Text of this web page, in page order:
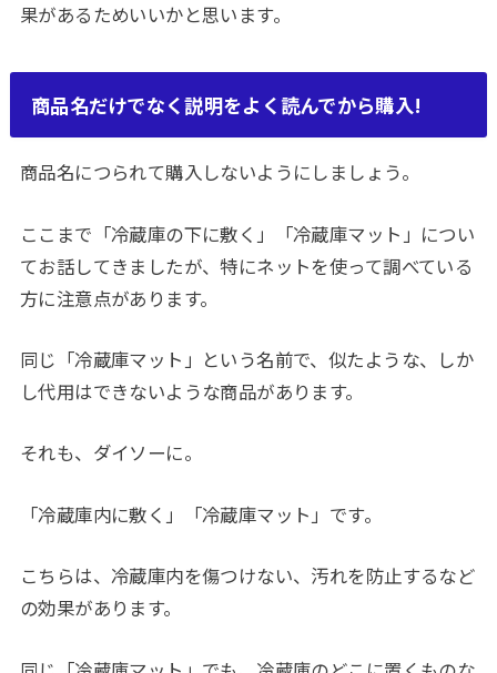
果があるためいいかと思います。
商品名だけでなく説明をよく読んでから購入!
商品名につられて購入しないようにしましょう。
ここまで「冷蔵庫の下に敷く」「冷蔵庫マット」につい
てお話してきましたが、特にネットを使って調べている
方に注意点があります。
同じ「冷蔵庫マット」という名前で、似たような、しか
し代用はできないような商品があります。
それも、ダイソーに。
「冷蔵庫内に敷く」「冷蔵庫マット」です。
こちらは、冷蔵庫内を傷つけない、汚れを防止するなど
の効果があります。